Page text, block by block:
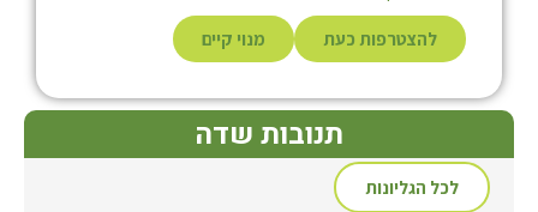
להצטרפות כעת מנוי קיים
תנובות שדה
לכל הגליונות